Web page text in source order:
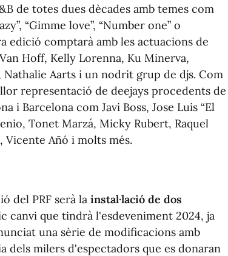
de totes dues dècades amb temes com
“Gimme love”, “Number one” o
edició comptarà amb les actuacions de
Hoff, Kelly Lorenna, Ku Minerva,
Aarts i un nodrit grup de djs. Com
representació de deejays procedents de
i Barcelona com Javi Boss, Jose Luis “El
Tonet Marzá, Micky Rubert, Raquel
Vicente Añó i molts més.
del PRF serà la instal·lació de dos
canvi que tindrà l'esdeveniment 2024, ja
una sèrie de modificacions amb
milers d'espectadors que es donaran